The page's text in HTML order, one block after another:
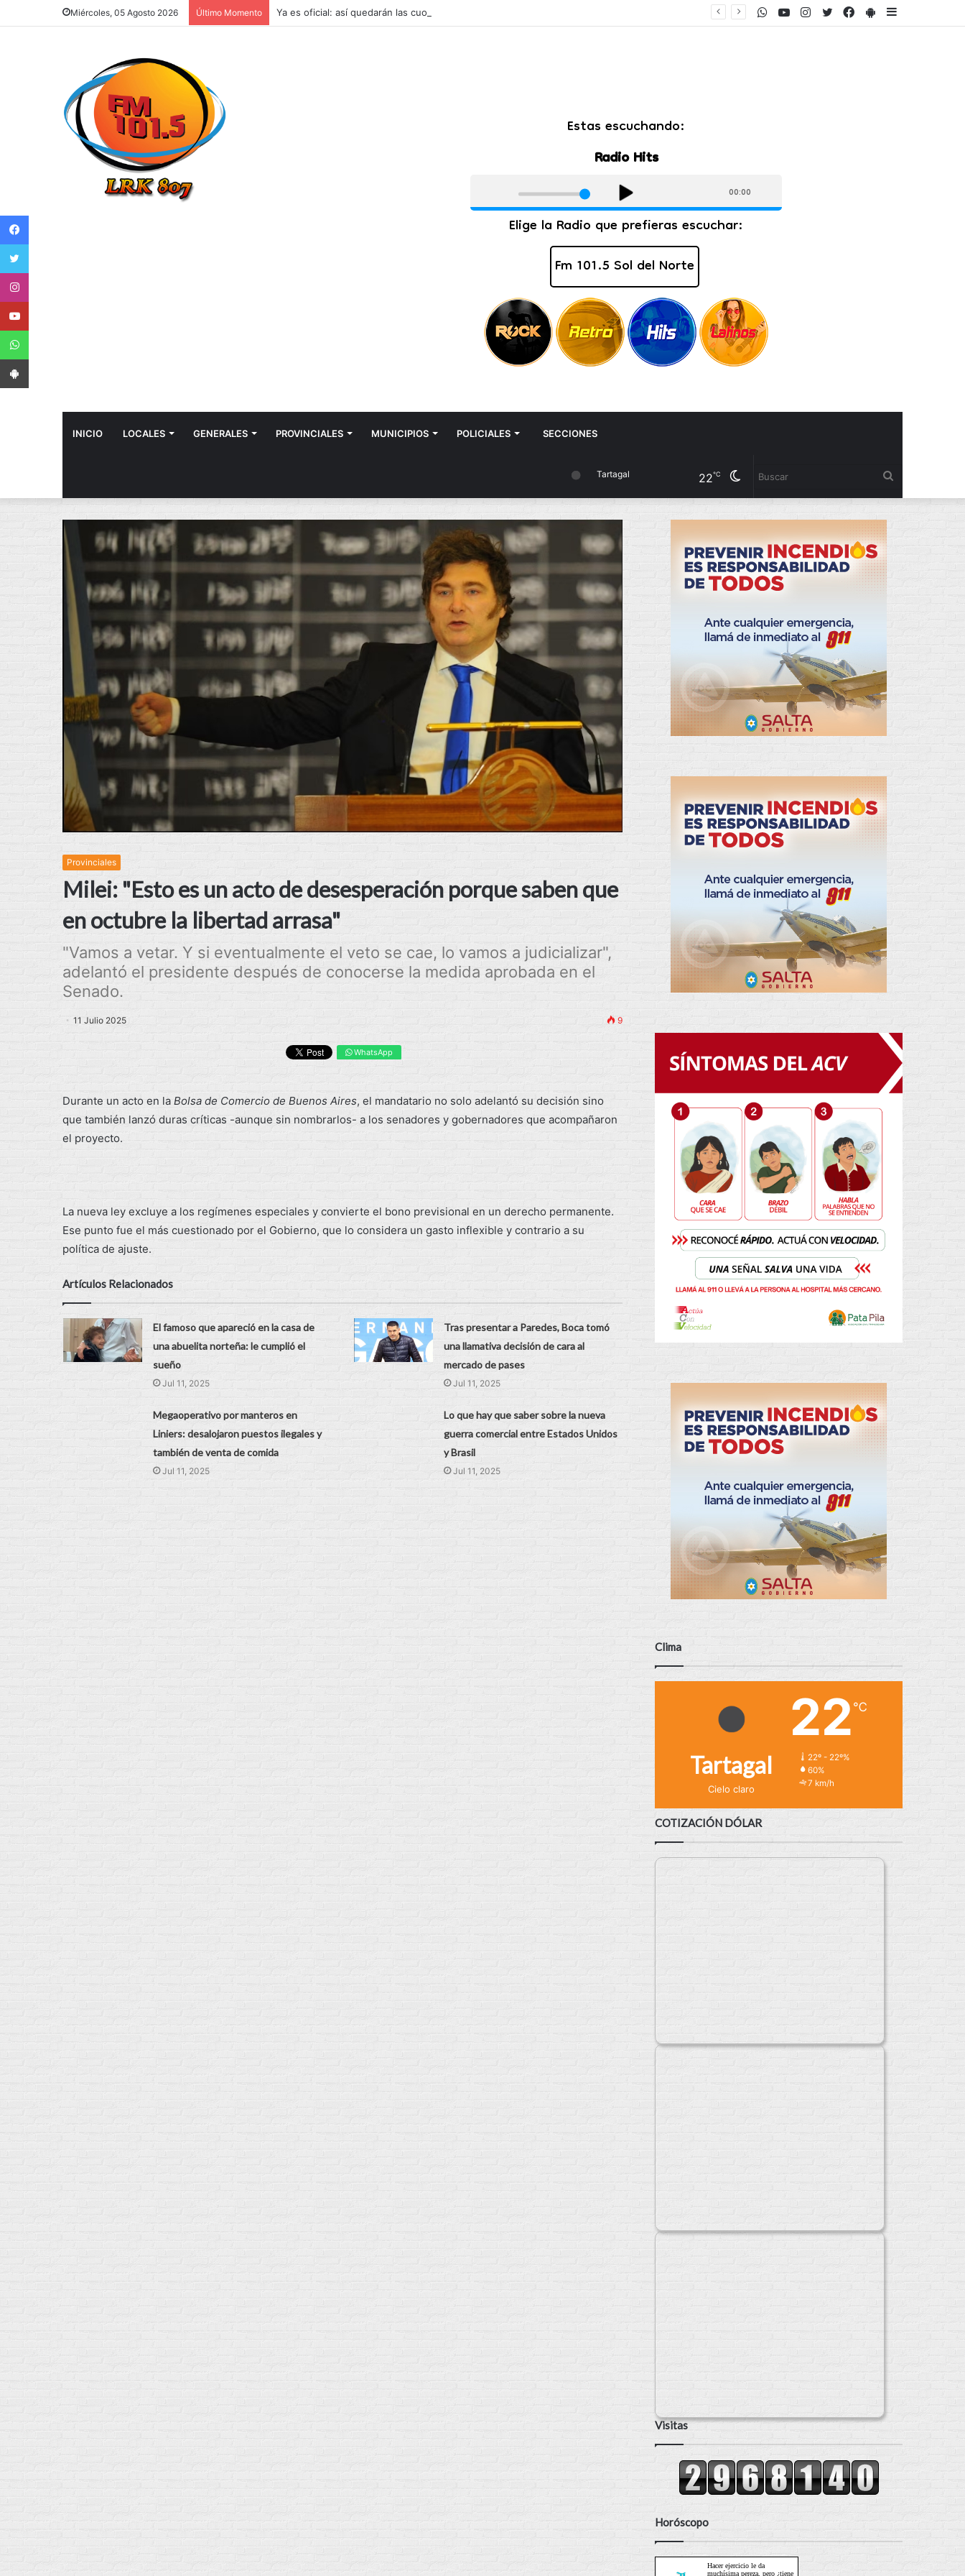
Miércoles, 05 Agosto 2026 Último Momento Ya es oficial: así quedarán las cuotas de los colegios privados de Salta tras un aumento PlayStore
Facebook
Twitter
Instagram
Youtube
WhatsApp
INICIO LOCALES GENERALES PROVINCIALES MUNICIPIOS POLICIALES SECCIONES
Cambiar
modo
Tartagal 22℃
Provinciales
Milei: "Esto es un acto de desesperación porque saben que
en octubre la libertad arrasa"
"Vamos a vetar. Y si eventualmente el veto se cae, lo vamos a judicializar",
adelantó el presidente después de conocerse la medida aprobada en el
Senado.
11 Julio 2025 9
WhatsApp
Durante un acto en la Bolsa de Comercio de Buenos Aires, el mandatario no solo adelantó su decisión sino
que también lanzó duras críticas -aunque sin nombrarlos- a los senadores y gobernadores que acompañaron
el proyecto.
La nueva ley excluye a los regímenes especiales y convierte el bono previsional en un derecho permanente.
Ese punto fue el más cuestionado por el Gobierno, que lo considera un gasto inflexible y contrario a su
política de ajuste.
Artículos Relacionados
El famoso que apareció en la casa de
una abuelita norteña: le cumplió el
sueño
Jul 11, 2025
Tras presentar a Paredes, Boca tomó
una llamativa decisión de cara al
mercado de pases
Jul 11, 2025
Megaoperativo por manteros en
Liniers: desalojaron puestos ilegales y
también de venta de comida
Jul 11, 2025
Lo que hay que saber sobre la nueva
guerra comercial entre Estados Unidos
y Brasil
Jul 11, 2025
Clima
Tartagal
Cielo claro
22 ℃
22º - 22º%
60%
7 km/h
COTIZACIÓN DÓLAR
Visitas
Horóscopo